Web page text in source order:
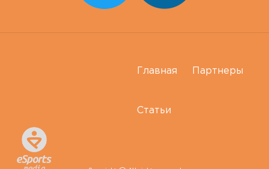
Главная Партнеры
Статьи